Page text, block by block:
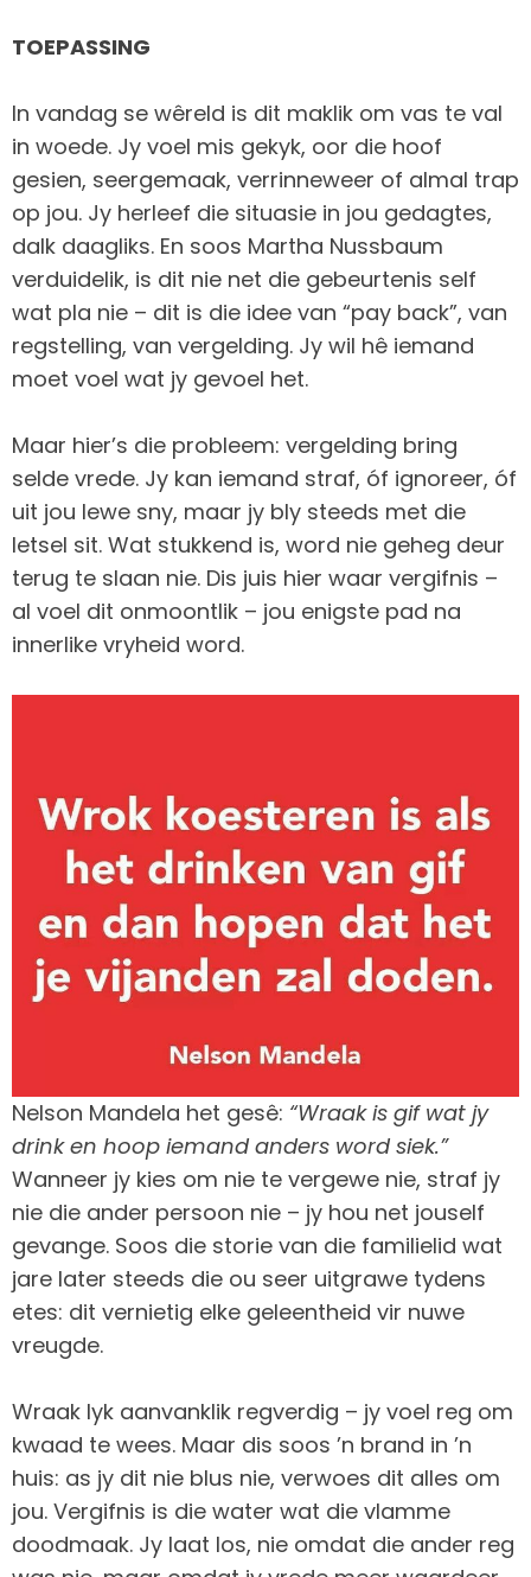
TOEPASSING
In vandag se wêreld is dit maklik om vas te val
in woede. Jy voel mis gekyk, oor die hoof
gesien, seergemaak, verrinneweer of almal trap
op jou. Jy herleef die situasie in jou gedagtes,
dalk daagliks. En soos Martha Nussbaum
verduidelik, is dit nie net die gebeurtenis self
wat pla nie – dit is die idee van “pay back”, van
regstelling, van vergelding. Jy wil hê iemand
moet voel wat jy gevoel het.
Maar hier’s die probleem: vergelding bring
selde vrede. Jy kan iemand straf, óf ignoreer, óf
uit jou lewe sny, maar jy bly steeds met die
letsel sit. Wat stukkend is, word nie geheg deur
terug te slaan nie. Dis juis hier waar vergifnis –
al voel dit onmoontlik – jou enigste pad na
innerlike vryheid word.
Nelson Mandela het gesê: “Wraak is gif wat jy
drink en hoop iemand anders word siek.”
Wanneer jy kies om nie te vergewe nie, straf jy
nie die ander persoon nie – jy hou net jouself
gevange. Soos die storie van die familielid wat
jare later steeds die ou seer uitgrawe tydens
etes: dit vernietig elke geleentheid vir nuwe
vreugde.
Wraak lyk aanvanklik regverdig – jy voel reg om
kwaad te wees. Maar dis soos ’n brand in ’n
huis: as jy dit nie blus nie, verwoes dit alles om
jou. Vergifnis is die water wat die vlamme
doodmaak. Jy laat los, nie omdat die ander reg